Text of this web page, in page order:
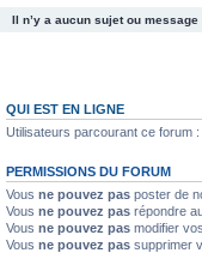
Il n’y a aucun sujet ou message
QUI EST EN LIGNE
Utilisateurs parcourant ce forum
PERMISSIONS DU FORUM
Vous ne pouvez pas poster de
Vous ne pouvez pas répondre
Vous ne pouvez pas modifier
Vous ne pouvez pas supprimer